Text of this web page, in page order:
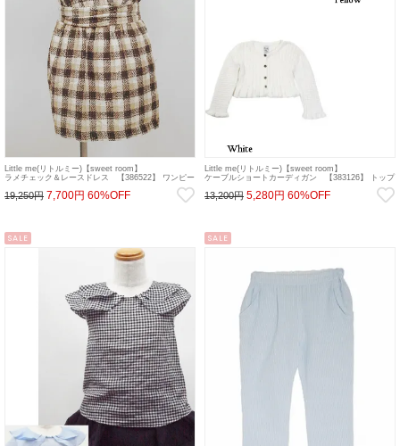
Little me(リトルミー)【sweet room】
ラメチェック＆レースドレス 【386522】 ワンピー
19,250円 7,700円 60%OFF
Little me(リトルミー)【sweet room】
ケーブルショートカーディガン 【383126】 トップ
13,200円 5,280円 60%OFF
SALE SALE